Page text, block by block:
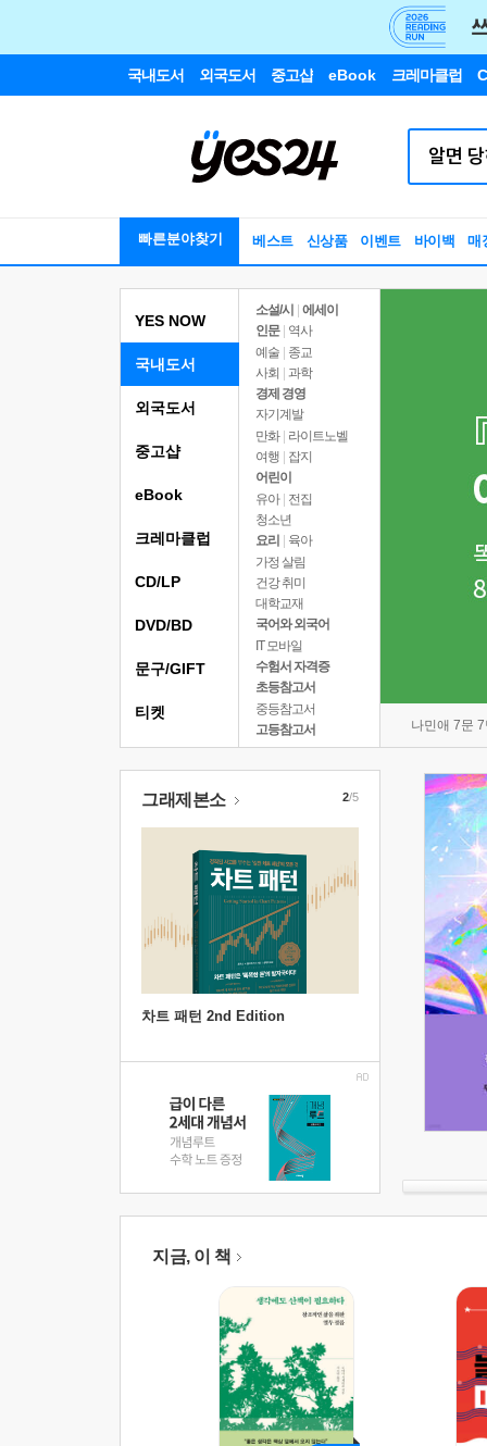
국내도서 외국도서 중고샵 eBook 크레마클럽
빠른분야찾기 베스트 신상품 이벤트 바이백 매
YES NOW
국내도서
소설/시
에세이
인문
역사
예술 | 종교
사회 | 과학
경제 경영
자기계발
만화 | 라이트노벨
여행
잡지
어린이
유아 | 전집
청소년
요리
육아
가정 살림
건강 취미
대학교재
국어와 외국어
IT 모바일
수험서 자격증
초등참고서
중등참고서
고등참고서
나민애 7문
외국도서
중고샵
eBook
크레마클럽
CD/LP
DVD/BD
문구/GIFT
티켓
그래제본소
차트 패턴 2nd Edition
2/5
지금, 이 책